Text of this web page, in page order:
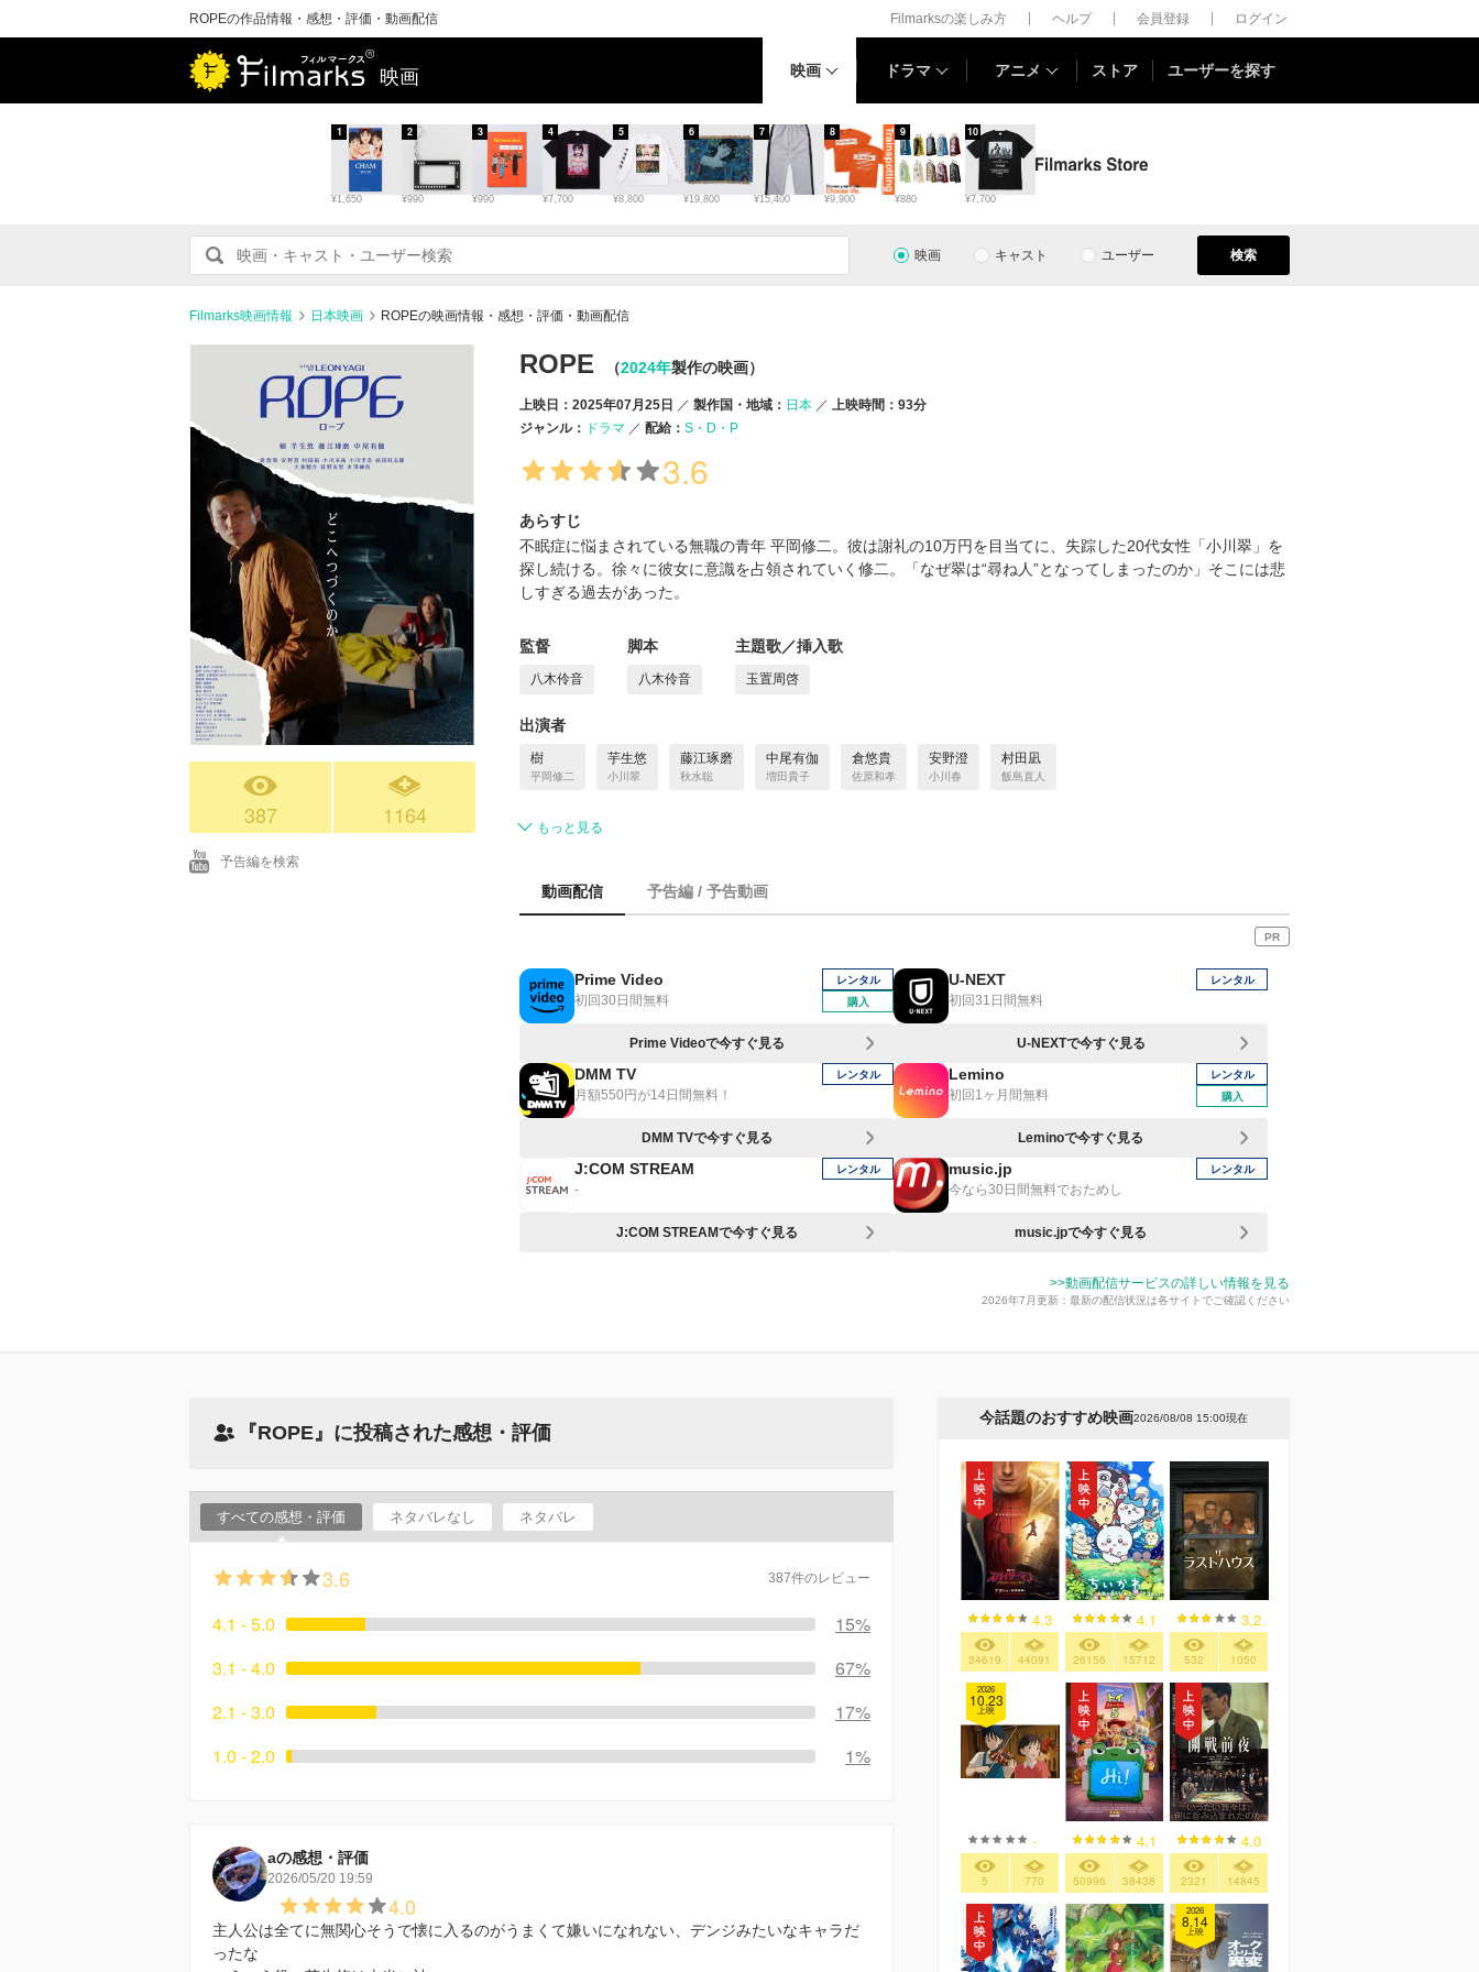
ROPEの作品情報・感想・評価・動画配信 Filmarksの楽しみ方 ヘルプ 会員登録 ログイン
映画 映画 ドラマ アニメ ストア ユーザーを探す
¥1,650
1
¥990
2
¥990
3
¥7,700
4
¥8,800
5
¥19,800
6
¥15,400
7
¥9,900
8
¥880
9
¥7,700
10
映画 キャスト ユーザー 検索
Filmarks映画情報 日本映画 ROPEの映画情報・感想・評価・動画配信
387 1164
予告編を検索
ROPE （2024年製作の映画）
上映日：2025年07月25日 製作国・地域： 日本
上映時間：93分
ジャンル： ドラマ 配給： S・D・P
3.6
あらすじ
不眠症に悩まされている無職の青年 平岡修二。彼は謝礼の10万円を目当てに、失踪した20代女性「小川翠」を
探し続ける。徐々に彼女に意識を占領されていく修二。「なぜ翠は“尋ね人”となってしまったのか」そこには悲
しすぎる過去があった。
監督
⼋⽊伶⾳
脚本
⼋⽊伶⾳
主題歌／挿入歌
玉置周啓
出演者
樹
平岡修二
芋生悠
小川翠
藤江琢磨
秋水聡
中尾有伽
増田貴子
倉悠貴
佐原和孝
安野澄
小川春
村田凪
飯島直人
もっと見る
動画配信 予告編 / 予告動画
PR
Prime Video
初回30日間無料
レンタル
購入
Prime Videoで今すぐ見る
U-NEXT
初回31日間無料
レンタル
U-NEXTで今すぐ見る
DMM TV
月額550円が14日間無料！
レンタル
DMM TVで今すぐ見る
Lemino
初回1ヶ月間無料
レンタル
購入
Leminoで今すぐ見る
J:COM STREAM
-
レンタル
J:COM STREAMで今すぐ見る
music.jp
今なら30日間無料でおためし
レンタル
music.jpで今すぐ見る
>>動画配信サービスの詳しい情報を見る
2026年7月更新：最新の配信状況は各サイトでご確認ください
『ROPE』に投稿された感想・評価
すべての感想・評価 ネタバレなし ネタバレ
3.6 387件のレビュー
4.1 - 5.0
15%
3.1 - 4.0
67%
2.1 - 3.0
17%
1.0 - 2.0
1%
aの感想・評価
2026/05/20 19:59
4.0
主人公は全てに無関心そうで懐に入るのがうまくて嫌いになれない、デンジみたいなキャラだ
ったな
今話題のおすすめ映画2026/08/08 15:00現在
4.3
34619 44091
4.1
26156 15712
3.2
532 1050
2026
10.23
上映
-
5 770
4.1
50996 38438
4.0
2321 14845
2026
8.14
上映